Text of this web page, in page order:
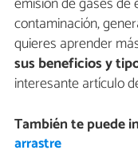
contaminación,
quieres aprender
sus beneficios y
interesante artículo
También te puede
arrastre